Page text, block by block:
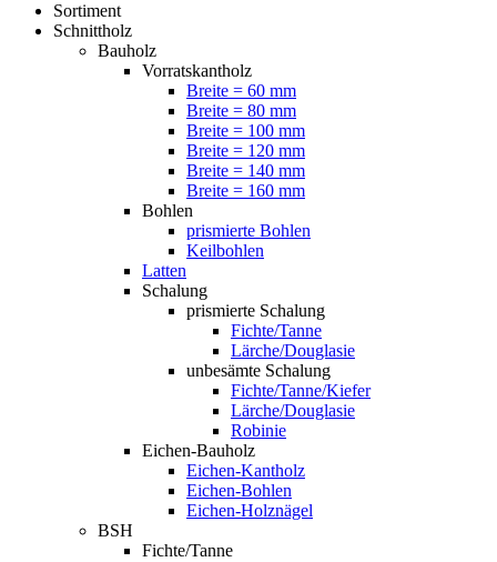
Sortiment
Schnittholz
Bauholz
Vorratskantholz
Breite = 60 mm
Breite = 80 mm
Breite = 100 mm
Breite = 120 mm
Breite = 140 mm
Breite = 160 mm
Bohlen
prismierte Bohlen
Keilbohlen
Latten
Schalung
prismierte Schalung
Fichte/Tanne
Lärche/Douglasie
unbesämte Schalung
Fichte/Tanne/Kiefer
Lärche/Douglasie
Robinie
Eichen-Bauholz
Eichen-Kantholz
Eichen-Bohlen
Eichen-Holznägel
BSH
Fichte/Tanne